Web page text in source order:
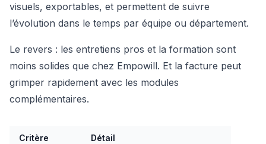
visuels, exportables, et permettent de suivre
l’évolution dans le temps par équipe ou département.
Le revers : les entretiens pros et la formation sont
moins solides que chez Empowill. Et la facture peut
grimper rapidement avec les modules
complémentaires.
Critère Détail